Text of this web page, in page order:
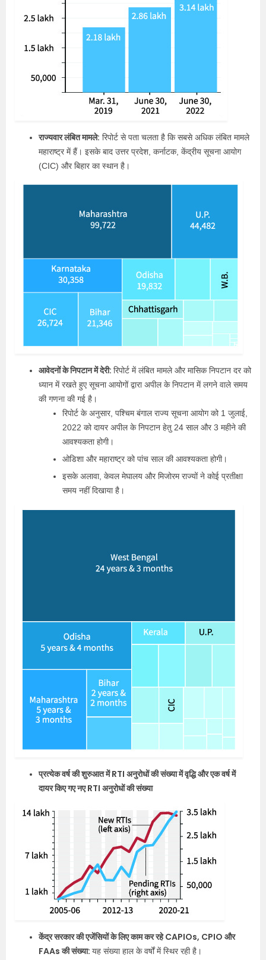
राज्यवार लंबित मामले: रिपोर्ट से पता चलता है कि सबसे अधिक लंबित मामले
महाराष्ट्र में हैं। इसके बाद उत्तर प्रदेश, कर्नाटक, केंद्रीय सूचना आयोग
(CIC) और बिहार का स्थान है।
आवेदनों के निपटान में देरी: रिपोर्ट में लंबित मामले और मासिक निपटान दर को
ध्यान में रखते हुए सूचना आयोगों द्वारा अपील के निपटान में लगने वाले समय
की गणना की गई है।
रिपोर्ट के अनुसार, पश्चिम बंगाल राज्य सूचना आयोग को 1 जुलाई,
2022 को दायर अपील के निपटान हेतु 24 साल और 3 महीने की
आवश्यकता होगी।
ओडिशा और महाराष्ट्र को पांच साल की आवश्यकता होगी।
इसके अलावा, केवल मेघालय और मिजोरम राज्यों ने कोई प्रतीक्षा
समय नहीं दिखाया है।
प्रत्येक वर्ष की शुरुआत में RTI अनुरोधों की संख्या में वृद्धि और एक वर्ष में
दायर किए गए नए RTI अनुरोधों की संख्या
केंद्र सरकार की एजेंसियों के लिए काम कर रहे CAPIOs, CPIO और
FAAs की संख्या: यह संख्या हाल के वर्षों में स्थिर रही है।